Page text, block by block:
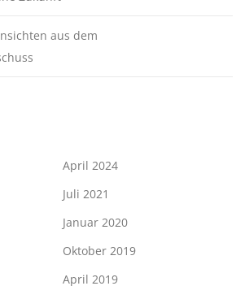
aus dem
April 2024
Juli 2021
Januar 2020
Oktober 2019
April 2019